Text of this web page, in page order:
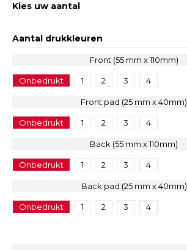
Kies uw aantal
Aantal drukkleuren
Front (55 mm x 110mm)
Onbedrukt 1 2 3 4
Front pad (25 mm x 40mm)
Onbedrukt 1 2 3 4
Back (55 mm x 110mm)
Onbedrukt 1 2 3 4
Back pad (25 mm x 40mm)
Onbedrukt 1 2 3 4